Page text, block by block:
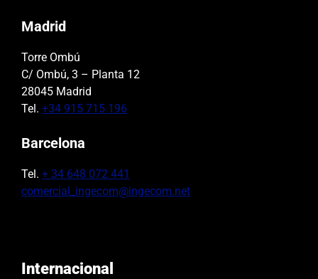
Madrid
Torre Ombú
C/ Ombú, 3 – Planta 12
28045 Madrid
Tel. +34 915 715 196
Barcelona
Tel. + 34 648 072 441
comercial_ingecom@ingecom.net
Internacional